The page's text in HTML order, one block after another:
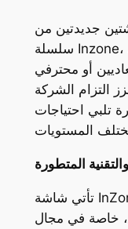
جديدتين من
سلسلة Inzone، التي تستهدف جمهور اللاعبين،
أو محترفي
التزام الشركة
تلبي احتياجات
المتطورة
تأتي شاشة InZone M10S بمواصفات قوية مصممة
خاصة في مجال